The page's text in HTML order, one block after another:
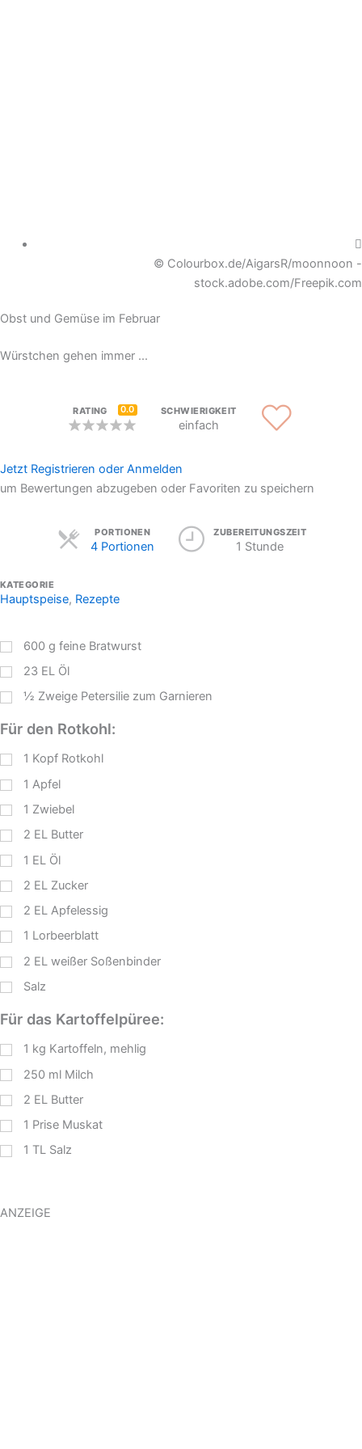
© Colourbox.de/AigarsR/moonnoon -
stock.adobe.com/Freepik.com
Obst und Gemüse im Februar
Würstchen gehen immer ...
RATING 0.0 SCHWIERIGKEIT
einfach
Jetzt Registrieren oder Anmelden
um Bewertungen abzugeben oder Favoriten zu speichern
PORTIONEN
4 Portionen
Servings ZUBEREITUNGSZEIT
1 Stunde
KATEGORIE
Hauptspeise, Rezepte
600 g feine Bratwurst
23 EL Öl
½ Zweige Petersilie zum Garnieren
Für den Rotkohl:
1 Kopf Rotkohl
1 Apfel
1 Zwiebel
2 EL Butter
1 EL Öl
2 EL Zucker
2 EL Apfelessig
1 Lorbeerblatt
2 EL weißer Soßenbinder
Salz
Für das Kartoffelpüree:
1 kg Kartoffeln, mehlig
250 ml Milch
2 EL Butter
1 Prise Muskat
1 TL Salz
ANZEIGE